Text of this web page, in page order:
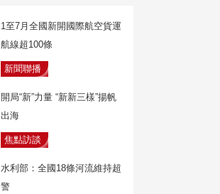
1至7月全國新開國際航空貨運
航線超100條
新聞聯播
開局“新”力量 “新新三樣”揚帆
出海
焦點訪談
水利部：全國18條河流維持超
警